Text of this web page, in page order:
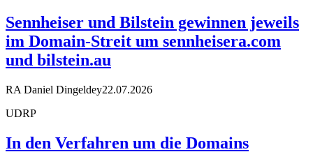
Sennheiser und Bilstein gewinnen jeweils
im Domain-Streit um sennheisera.com
und bilstein.au
RA Daniel Dingeldey22.07.2026
UDRP
In den Verfahren um die Domains